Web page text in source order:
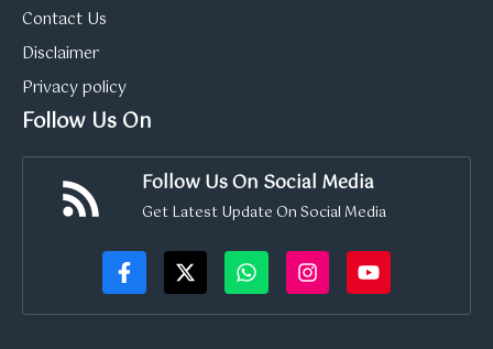
Contact Us
Disclaimer
Privacy policy
Follow Us On
Follow Us On Social Media
Get Latest Update On Social Media